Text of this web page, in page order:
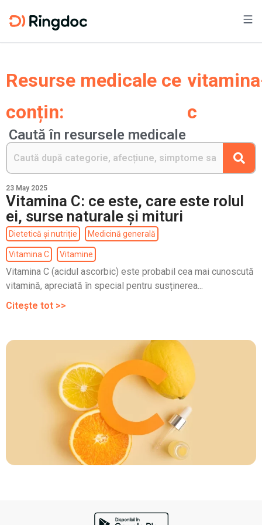
Resurse medicale ce
conțin:
c
Caută în resursele medicale
23 May 2025
Vitamina C: ce este, care este rolul
ei, surse naturale și mituri
Dietetică și nutriție Medicină generală
Vitamina C Vitamine
Vitamina C (acidul ascorbic) este probabil cea mai cunoscută
vitamină, apreciată în special pentru susținerea...
Citește tot >>